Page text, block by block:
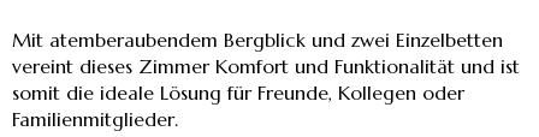
Mit atemberaubendem Bergblick und zwei Einzelbetten
vereint dieses Zimmer Komfort und Funktionalität und ist
somit die ideale Lösung für Freunde, Kollegen oder
Familienmitglieder.